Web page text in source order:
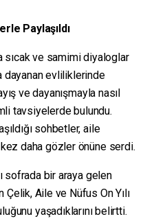
Paylaşıldı
sıcak ve samimi diyaloglar
dayanan evliliklerinde
ve dayanışmayla nasıl
tavsiyelerde bulundu.
sohbetler, aile
daha gözler önüne serdi.
sofrada bir araya gelen
Aile ve Nüfus On Yılı
yaşadıklarını belirtti.